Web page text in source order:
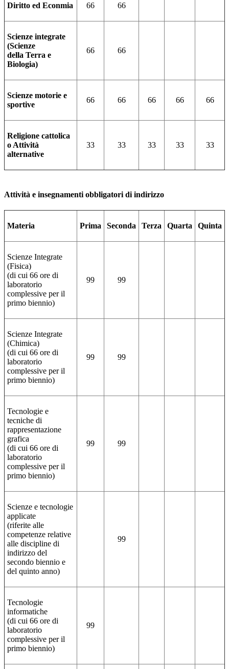
Diritto ed Econmia 66 66
Scienze integrate
(Scienze
della Terra e
Biologia)
66 66
Scienze motorie e
sportive
66 66 66 66 66
Religione cattolica
o Attività
alternative
33 33 33 33 33
Attività e insegnamenti obbligatori di indirizzo
Materia Prima Seconda Terza Quarta Quinta
Scienze Integrate
(Fisica)
(di cui 66 ore di
laboratorio
complessive per il
primo biennio)
99 99
Scienze Integrate
(Chimica)
(di cui 66 ore di
laboratorio
complessive per il
primo biennio)
99 99
Tecnologie e
tecniche di
rappresentazione
grafica
(di cui 66 ore di
laboratorio
complessive per il
primo biennio)
99 99
Scienze e tecnologie
applicate
(riferite alle
competenze relative
alle discipline di
indirizzo del
secondo biennio e
del quinto anno)
99
Tecnologie
informatiche
(di cui 66 ore di
laboratorio
complessive per il
primo biennio)
99